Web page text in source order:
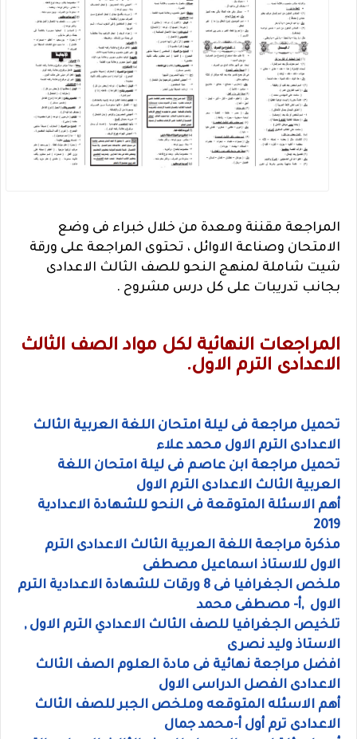
المراجعة مقننة ومعدة من خلال خبراء فى وضع
الامتحان وصناعة الاوائل ، تحتوى المراجعة على ورقة
شيت شاملة لمنهج النحو للصف الثالث الاعدادى
بجانب تدريبات على كل درس مشروح .
المراجعات النهائية لكل مواد الصف الثالث
الاعدادى الترم الاول.
تحميل مراجعة فى ليلة امتحان اللغة العربية الثالث
الاعدادى الترم الاول محمد علاء
تحميل مراجعة ابن عاصم فى ليلة امتحان اللغة
العربية الثالث الاعدادى الترم الاول
أهم الاسئلة المتوقعة فى النحو للشهادة الاعدادية
2019
مذكرة مراجعة اللغة العربية الثالث الاعدادى الترم
الاول للاستاذ اسماعيل مصطفى
ملخص الجغرافيا فى 8 ورقات للشهادة الاعدادية الترم
الاول ,أ- مصطفى محمد
تلخيص الجغرافيا للصف الثالث الاعدادي الترم الاول ,
الاستاذ وليد نصرى
افضل مراجعة نهائية فى مادة العلوم الصف الثالث
الاعدادى الفصل الدراسى الاول
أهم الاسئله المتوقعه وملخص الجبر للصف الثالث
الاعدادى ترم أول أ-محمد جمال